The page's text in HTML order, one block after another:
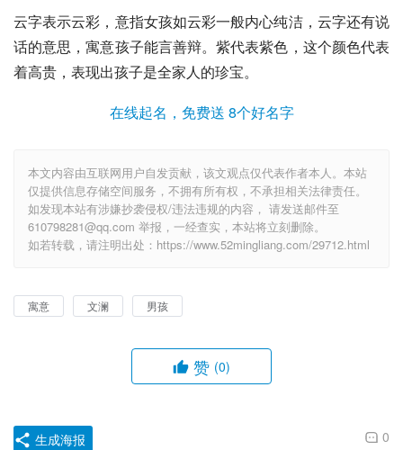
云字表示云彩，意指女孩如云彩一般内心纯洁，云字还有说
话的意思，寓意孩子能言善辩。紫代表紫色，这个颜色代表
着高贵，表现出孩子是全家人的珍宝。
在线起名，免费送 8个好名字
本文内容由互联网用户自发贡献，该文观点仅代表作者本人。本站
仅提供信息存储空间服务，不拥有所有权，不承担相关法律责任。
如发现本站有涉嫌抄袭侵权/违法违规的内容， 请发送邮件至
610798281@qq.com 举报，一经查实，本站将立刻删除。
如若转载，请注明出处：https://www.52mingliang.com/29712.html
寓意 文澜 男孩
赞 (0)
0
生成海报